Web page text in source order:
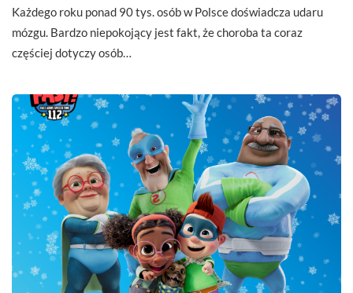
Każdego roku ponad 90 tys. osób w Polsce doświadcza udaru
mózgu. Bardzo niepokojący jest fakt, że choroba ta coraz
częściej dotyczy osób…